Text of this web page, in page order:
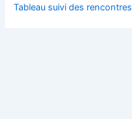
Tableau suivi des rencontres